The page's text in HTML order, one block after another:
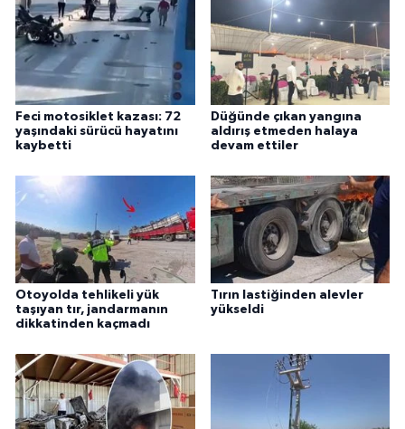
Feci motosiklet kazası: 72
yaşındaki sürücü hayatını
kaybetti
Düğünde çıkan yangına
aldırış etmeden halaya
devam ettiler
Otoyolda tehlikeli yük
taşıyan tır, jandarmanın
dikkatinden kaçmadı
Tırın lastiğinden alevler
yükseldi